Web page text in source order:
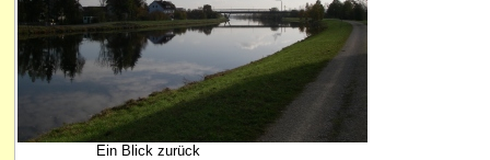
Ein Blick zurück